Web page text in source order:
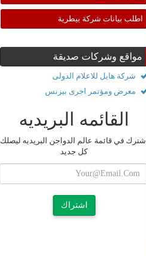
اطلب بيانات شركة بيطرية
مواقع وشركات صديقة
شركة هايل للاعلام الدولى
معرض ومؤتمر اجرى بيزنس
القائمه البريديه
اشترك في قائمة عالم الدواجن البريديه ليصلك
كل جديد
اشتراك